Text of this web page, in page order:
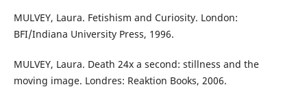
MULVEY, Laura. Fetishism and Curiosity. London:
BFI/Indiana University Press, 1996.
MULVEY, Laura. Death 24x a second: stillness and the
moving image. Londres: Reaktion Books, 2006.